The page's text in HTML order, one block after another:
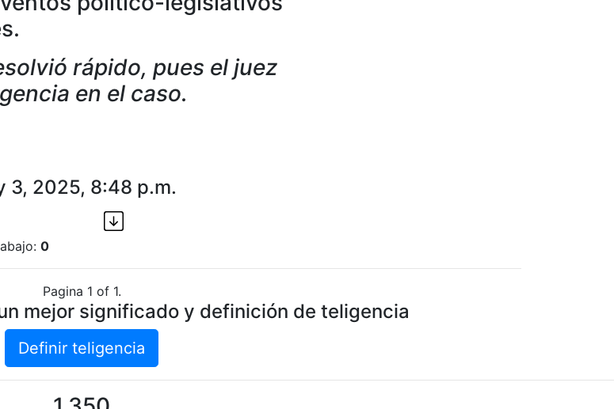
rápido, pues el juez
en el caso.
3, 2025, 8:48 p.m.
0
Pagina 1 of 1.
mejor significado y definición de teligencia
Definir teligencia